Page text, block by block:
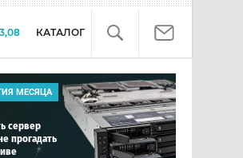
3,08 КАТАЛОГ
МЕСЯЦА
сервер
прогадать